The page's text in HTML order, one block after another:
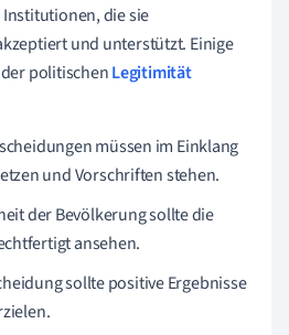
die sie
und unterstützt. Einige
politischenLegitimität
müssen im Einklang
und Vorschriften stehen.
der Bevölkerung sollte die
ansehen.
sollte positive Ergebnisse